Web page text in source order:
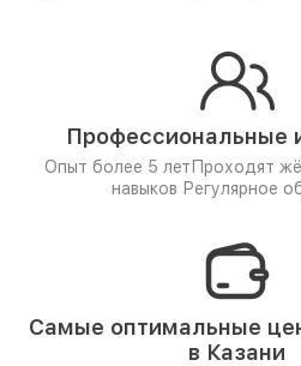
Профессиональные
Опыт более 5 лет Проходят
навыков Регулярное
Самые оптимальные
в Казани